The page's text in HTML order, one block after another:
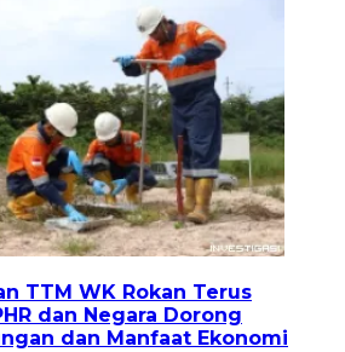
TTM WK Rokan Terus
dan Negara Dorong
dan Manfaat Ekonomi